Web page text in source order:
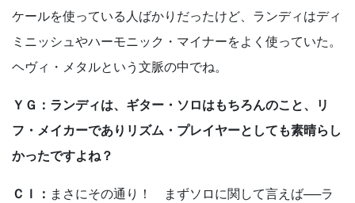
ケールを使っている人ばかりだったけど、ランディはディ
ミニッシュやハーモニック・マイナーをよく使っていた。
ヘヴィ・メタルという文脈の中でね。
ＹＧ：ランディは、ギター・ソロはもちろんのこと、リ
フ・メイカーでありリズム・プレイヤーとしても素晴らし
かったですよね？
ＣＩ： まさにその通り！ まずソロに関して言えば──ラ